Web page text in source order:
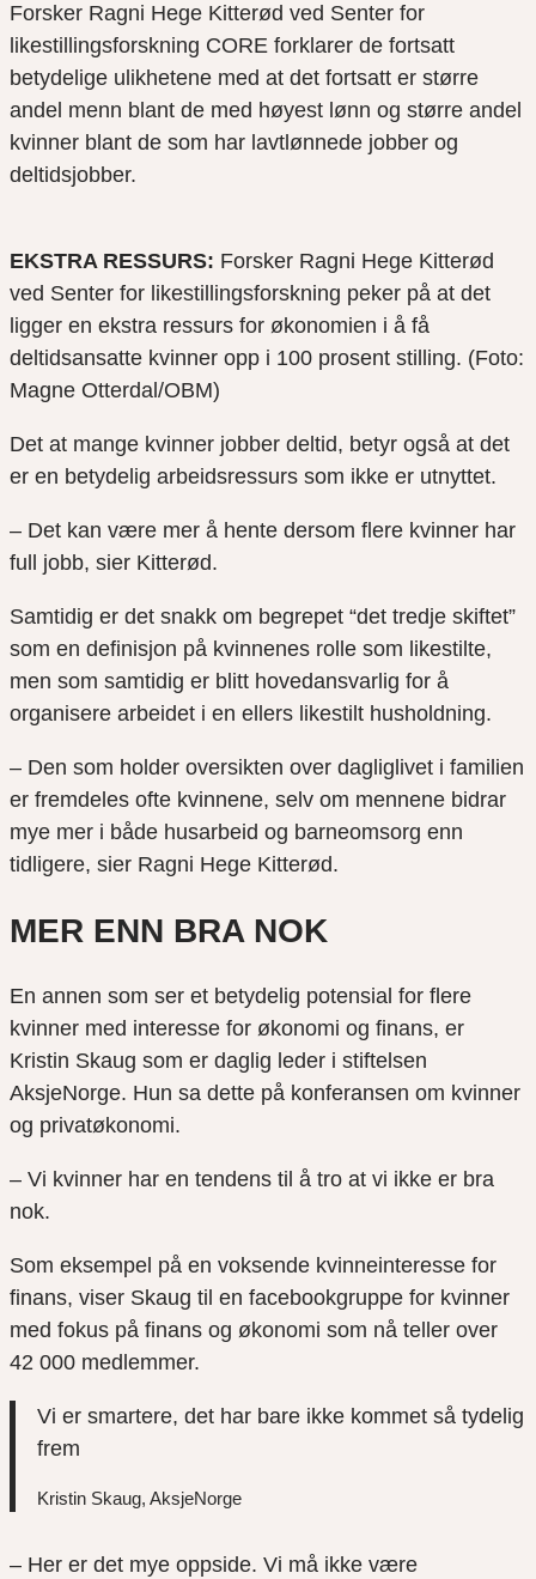
Forsker Ragni Hege Kitterød ved Senter for
likestillingsforskning CORE forklarer de fortsatt
betydelige ulikhetene med at det fortsatt er større
andel menn blant de med høyest lønn og større andel
kvinner blant de som har lavtlønnede jobber og
deltidsjobber.
EKSTRA RESSURS: Forsker Ragni Hege Kitterød
ved Senter for likestillingsforskning peker på at det
ligger en ekstra ressurs for økonomien i å få
deltidsansatte kvinner opp i 100 prosent stilling. (Foto:
Magne Otterdal/OBM)
Det at mange kvinner jobber deltid, betyr også at det
er en betydelig arbeidsressurs som ikke er utnyttet.
– Det kan være mer å hente dersom flere kvinner har
full jobb, sier Kitterød.
Samtidig er det snakk om begrepet “det tredje skiftet”
som en definisjon på kvinnenes rolle som likestilte,
men som samtidig er blitt hovedansvarlig for å
organisere arbeidet i en ellers likestilt husholdning.
– Den som holder oversikten over dagliglivet i familien
er fremdeles ofte kvinnene, selv om mennene bidrar
mye mer i både husarbeid og barneomsorg enn
tidligere, sier Ragni Hege Kitterød.
MER ENN BRA NOK
En annen som ser et betydelig potensial for flere
kvinner med interesse for økonomi og finans, er
Kristin Skaug som er daglig leder i stiftelsen
AksjeNorge. Hun sa dette på konferansen om kvinner
og privatøkonomi.
– Vi kvinner har en tendens til å tro at vi ikke er bra
nok.
Som eksempel på en voksende kvinneinteresse for
finans, viser Skaug til en facebookgruppe for kvinner
med fokus på finans og økonomi som nå teller over
42 000 medlemmer.
Vi er smartere, det har bare ikke kommet så tydelig
frem
Kristin Skaug, AksjeNorge
– Her er det mye oppside. Vi må ikke være